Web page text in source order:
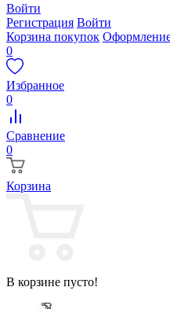
Войти
Регистрация Войти
Корзина покупок Оформление
0
Избранное
0
Сравнение
0
Корзина
В корзине пусто!